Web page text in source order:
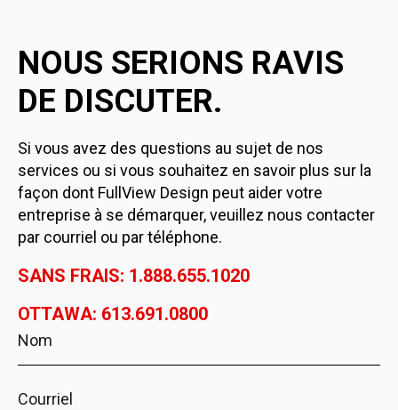
NOUS SERIONS RAVIS
DE DISCUTER.
Si vous avez des questions au sujet de nos
services ou si vous souhaitez en savoir plus sur la
façon dont FullView Design peut aider votre
entreprise à se démarquer, veuillez nous contacter
par courriel ou par téléphone.
SANS FRAIS: 1.888.655.1020
OTTAWA: 613.691.0800